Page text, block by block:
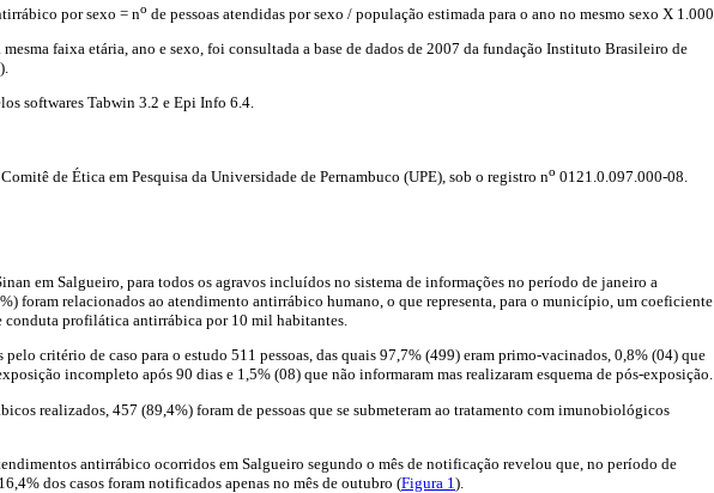
por sexo = no de pessoas atendidas por sexo / população estimada para o ano no mesmo sexo X 1.000.
mesma faixa etária, ano e sexo, foi consultada a base de dados de 2007 da fundação Instituto Brasileiro de
softwares Tabwin 3.2 e Epi Info 6.4.
de Ética em Pesquisa da Universidade de Pernambuco (UPE), sob o registro no 0121.0.097.000-08.
em Salgueiro, para todos os agravos incluídos no sistema de informações no período de janeiro a
foram relacionados ao atendimento antirrábico humano, o que representa, para o município, um coeficiente
conduta profilática antirrábica por 10 mil habitantes.
critério de caso para o estudo 511 pessoas, das quais 97,7% (499) eram primo-vacinados, 0,8% (04) que
incompleto após 90 dias e 1,5% (08) que não informaram mas realizaram esquema de pós-exposição.
realizados, 457 (89,4%) foram de pessoas que se submeteram ao tratamento com imunobiológicos
antirrábico ocorridos em Salgueiro segundo o mês de notificação revelou que, no período de
dos casos foram notificados apenas no mês de outubro (Figura 1 ).